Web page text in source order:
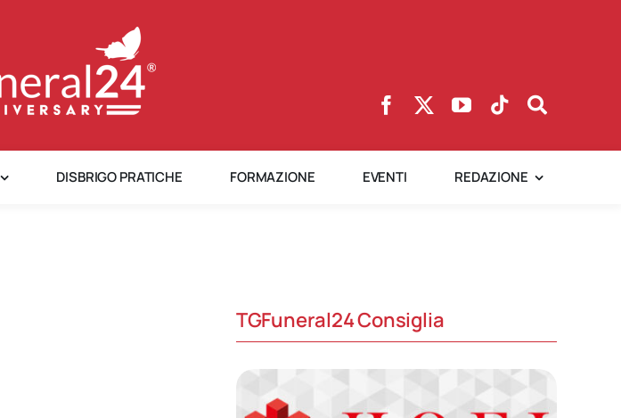
DISBRIGO PRATICHE FORMAZIONE EVENTI REDAZIONE
TGFuneral24 Consiglia